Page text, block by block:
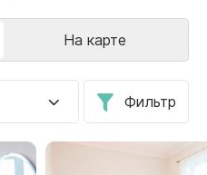
Фильтр
На карте